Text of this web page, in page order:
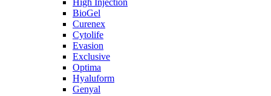
High Injection
BioGel
Curenex
Cytolife
Evasion
Exclusive
Optima
Hyaluform
Genyal